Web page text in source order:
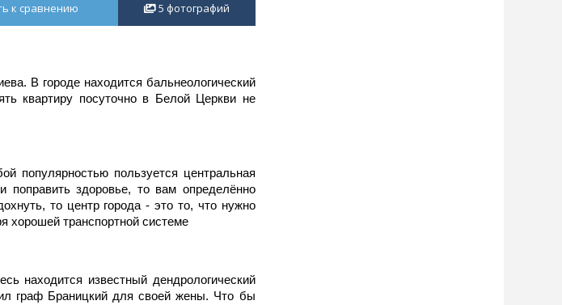
к сравнению 5 фотографий
В городе находится бальнеологический
квартиру посуточно в Белой Церкви не
популярностью пользуется центральная
здоровье, то вам определённо
то центр города - это то, что нужно
хорошей транспортной системе
находится известный дендрологический
граф Браницкий для своей жены. Что бы